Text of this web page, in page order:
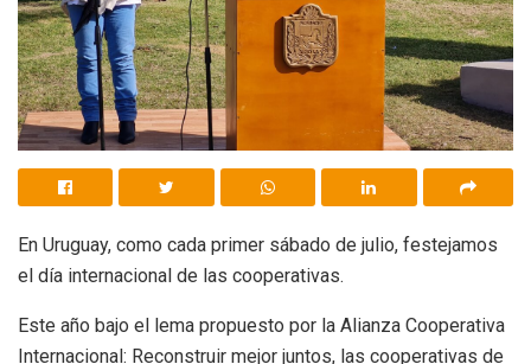
En Uruguay, como cada primer sábado de julio, festejamos
el día internacional de las cooperativas.
Este año bajo el lema propuesto por la Alianza Cooperativa
Internacional: Reconstruir mejor juntos, las cooperativas de